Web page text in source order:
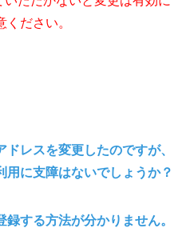
ださい。
レスを変更したのですが、
用に支障はないでしょうか？
する方法が分かりません。